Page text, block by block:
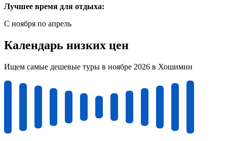
Лучшее время для отдыха:
С ноября по апрель
Календарь низких цен
Ищем самые дешевые туры в ноябре 2026 в Хошимин